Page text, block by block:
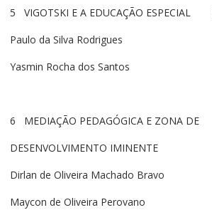
5 VIGOTSKI E A EDUCAÇÃO ESPECIAL
Paulo da Silva Rodrigues
Yasmin Rocha dos Santos
6 MEDIAÇÃO PEDAGÓGICA E ZONA DE
DESENVOLVIMENTO IMINENTE
Dirlan de Oliveira Machado Bravo
Maycon de Oliveira Perovano